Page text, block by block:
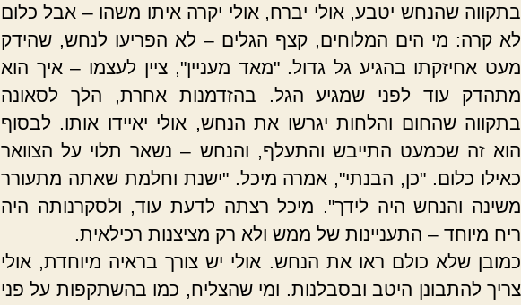
בתקווה שהנחש יטבע, אולי יברח, אולי יקרה איתו משהו – אבל כלום
לא קרה: מי הים המלוחים, קצף הגלים – לא הפריעו לנחש, שהידק
מעט אחיזקתו בהגיע גל גדול. "מאד מעניין", ציין לעצמו – איך הוא
מתהדק עוד לפני שמגיע הגל. בהזדמנות אחרת, הלך לסאונה
בתקווה שהחום והלחות יגרשו את הנחש, אולי יאיידו אותו. לבסוף
הוא זה שכמעט התייבש והתעלף, והנחש – נשאר תלוי על הצוואר
כאילו כלום. "כן, הבנתי", אמרה מיכל. "ישנת וחלמת שאתה מתעורר
משינה והנחש היה לידך". מיכל רצתה לדעת עוד, ולסקרנותה היה
ריח מיוחד – התעניינות של ממש ולא רק מציצנות רכילאית.
כמובן שלא כולם ראו את הנחש. אולי יש צורך בראיה מיוחדת, אולי
צריך להתבונן היטב ובסבלנות. ומי שהצליח, כמו בהשתקפות על פני